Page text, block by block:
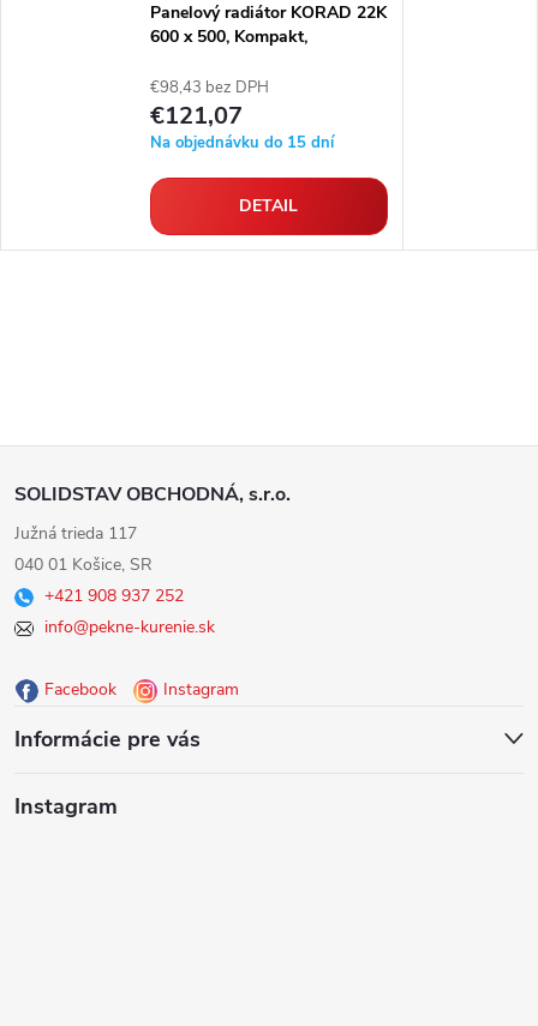
Panelový radiátor KORAD 22K
600 x 500, Kompakt,
€98,43 bez DPH
€121,07
Na objednávku do 15 dní
DETAIL
Z
á
p
ä
e
SOLIDSTAV OBCHODNÁ, s.r.o.
Južná trieda 117
040 01 Košice, SR
+421 908 937 252
info@pekne-kurenie.sk
Facebook Instagram
Informácie pre vás
Instagram